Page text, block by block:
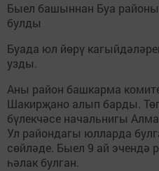
Быел башыннан Буа
булды
Буада юл йөрү
узды.
Аны район башкарма
Шакирҗано алып барды.
бүлекчәсе начальнигы
Ул райондагы юлларда
сөйләде. Быел 9 ай эчендә
һәлак булган.